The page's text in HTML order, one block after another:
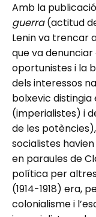
Amb la publicació,
guerra(actitud
Lenin va trencar
que va
oportunistes i la
dels interessos
bolxevic
(imperialistes) i
de les
socialistes
en paraules de
política per
(1914-1918) era,
colonialisme i